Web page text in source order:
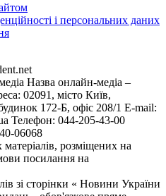
і персональних даних
Назва онлайн-медіа –
02091, місто Київ,
172-Б, офіс 208/1 E-mail:
Телефон: 044-205-43-00
06068
розміщених на
посилання на
зі сторінки « Новини України